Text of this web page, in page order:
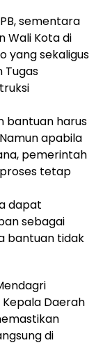
sementara
Wali Kota di
yang sekaligus
Tugas
bantuan harus
apabila
pemerintah
tetap
dapat
sebagai
bantuan tidak
Daerah
di